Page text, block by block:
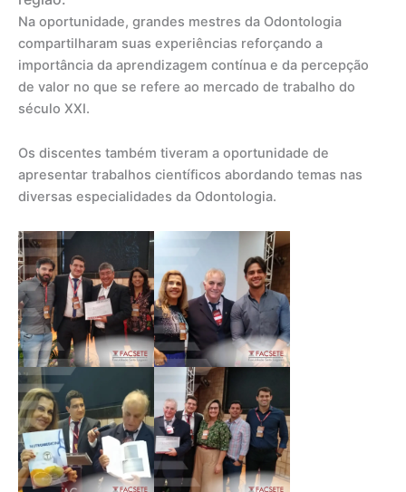
Na oportunidade, grandes mestres da Odontologia
compartilharam suas experiências reforçando a
importância da aprendizagem contínua e da percepção
de valor no que se refere ao mercado de trabalho do
século XXI.
Os discentes também tiveram a oportunidade de
apresentar trabalhos científicos abordando temas nas
diversas especialidades da Odontologia.